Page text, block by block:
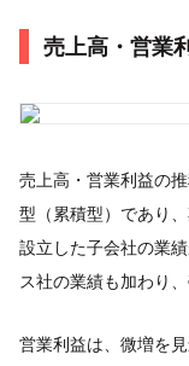
売上高・営業
売上高・営業利益の
型（累積型）であり
設立した子会社の業
ス社の業績も加わり
営業利益は、微増を